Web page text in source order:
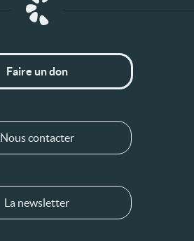
Faire un don
Nous contacter
La newsletter